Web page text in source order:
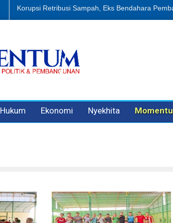
Dugaan Penipuan Oleh Oknum Kadis, Kuasa
Hukum Ekonomi Nyekhita